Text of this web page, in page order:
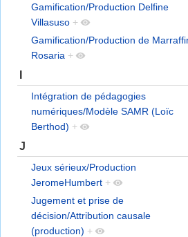
Gamification/Production Delfine
Villasuso +
Gamification/Production de
Rosaria +
I
Intégration de pédagogies
numériques/Modèle SAMR (Loïc
Berthod) +
J
Jeux sérieux/Production
JeromeHumbert +
Jugement et prise de
décision/Attribution causale
(production) +